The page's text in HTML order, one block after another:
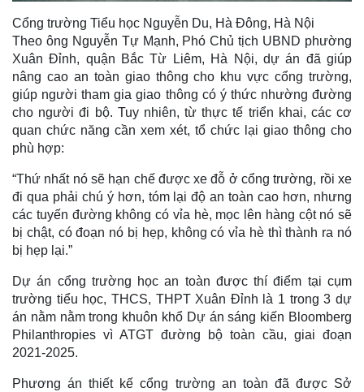
Cổng trường Tiểu học Nguyễn Du, Hà Đông, Hà Nội
Theo ông Nguyễn Tự Mạnh, Phó Chủ tịch UBND phường
Xuân Đỉnh, quận Bắc Từ Liêm, Hà Nội, dự án đã giúp
nâng cao an toàn giao thông cho khu vực cổng trường,
giúp người tham gia giao thông có ý thức nhường đường
cho người đi bộ. Tuy nhiên, từ thực tế triển khai, các cơ
quan chức năng cần xem xét, tổ chức lại giao thông cho
phù hợp:
“Thứ nhất nó sẽ hạn chế được xe đỗ ở cổng trường, rồi xe
đi qua phải chú ý hơn, tóm lại độ an toàn cao hơn, nhưng
các tuyến đường không có vỉa hè, mọc lên hàng cột nó sẽ
bị chật, có đoạn nó bị hẹp, không có vỉa hè thì thành ra nó
bị hẹp lại.”
Dự án cổng trường học an toàn được thí điểm tại cụm
trường tiểu học, THCS, THPT Xuân Đỉnh là 1 trong 3 dự
án nằm nằm trong khuôn khổ Dự án sáng kiến Bloomberg
Philanthropies vì ATGT đường bộ toàn cầu, giai đoạn
2021-2025.
Phương án thiết kế cổng trường an toàn đã được Sở